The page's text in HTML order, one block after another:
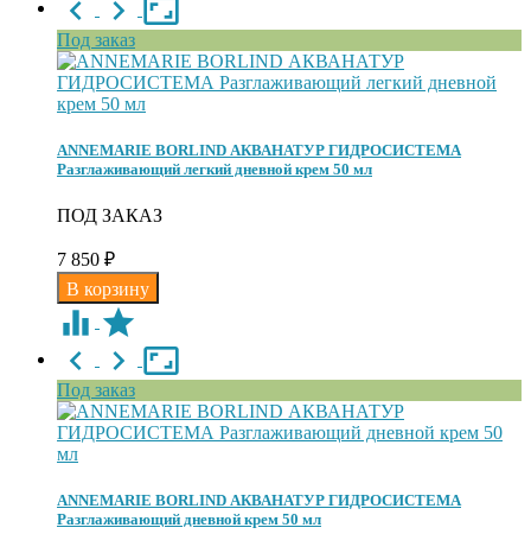
Под заказ
ANNEMARIE BORLIND АКВАНАТУР ГИДРОСИСТЕМА
Разглаживающий легкий дневной крем 50 мл
ПОД ЗАКАЗ
7 850 ₽
Под заказ
ANNEMARIE BORLIND АКВАНАТУР ГИДРОСИСТЕМА
Разглаживающий дневной крем 50 мл